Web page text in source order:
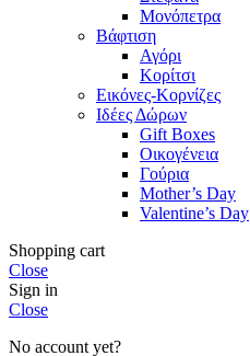
Μονόπετρα
Βάφτιση
Αγόρι
Κορίτσι
Εικόνες-Κορνίζες
Ιδέες Δώρων
Gift Boxes
Οικογένεια
Γούρια
Mother’s Day
Valentine’s Day
Shopping cart
Close
Sign in
Close
No account yet?